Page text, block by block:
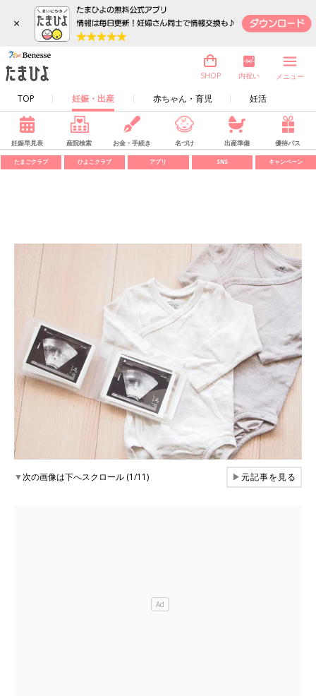
×
TOP 妊娠・出産 赤ちゃん・育児 妊活
SHOP 内祝い メニュー
妊娠早見表 産院検索 お金・手続き 名づけ 出産準備 優待パス
たまごクラブ ひよこクラブ アプリ SNS キャンペーン
▼次の画像は下へスクロール (1/11) ▶元記事を見る